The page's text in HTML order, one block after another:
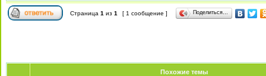
Страница 1 из 1 [ 1 сообщение ] Поделиться…
Похожие темы